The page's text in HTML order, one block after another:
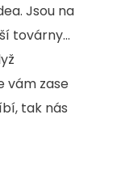
Jsou na
továrny...
vám zase
tak nás